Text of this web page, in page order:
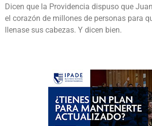
Dicen que la Providencia dispuso que
el corazón de millones de personas para
llenase sus cabezas. Y dicen bien.